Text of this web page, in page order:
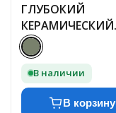
ГЛУБОКИЙ
КЕРАМИЧЕСКИЙ
САЛАТНИК BW-01
В наличии
В корзину